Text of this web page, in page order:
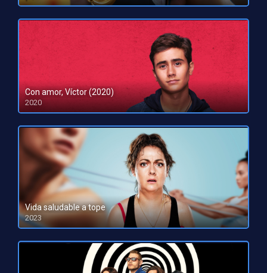
Con amor, Víctor (2020)
2020
Vida saludable a tope
2023
HD 1080pHD 720p